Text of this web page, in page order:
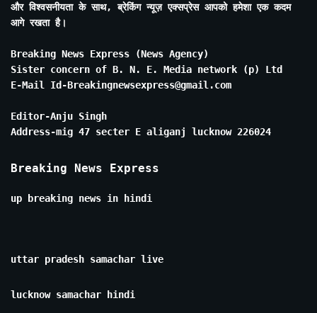
और विश्वसनीयता के साथ, ब्रेकिंग न्यूज़ एक्सप्रेस आपको हमेशा एक कदम
आगे रखता है।
Breaking News Express (News Agency)
Sister concern of B. N. E. Media network (p) Ltd
E-Mail Id-Breakingnewsexpress@gmail.com
Editor-Anju Singh
Address-mig 47 secter E aliganj lucknow 226024
Breaking News Express
up breaking news in hindi
uttar pradesh samachar live
lucknow samachar hindi